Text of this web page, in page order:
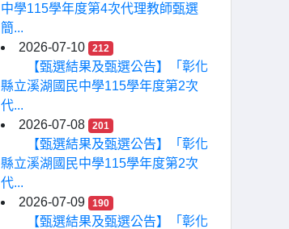
中學115學年度第4次代理教師甄選
簡...
2026-07-10
212
【甄選結果及甄選公告】「彰化
縣立溪湖國民中學115學年度第2次
代...
2026-07-08
201
【甄選結果及甄選公告】「彰化
縣立溪湖國民中學115學年度第2次
代...
2026-07-09
190
【甄選結果及甄選公告】「彰化